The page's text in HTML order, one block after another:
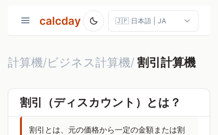
calcday
計算機/ビジネス計算機/ 割引計算機
割引（ディスカウント）とは？
割引とは、元の価格から一定の金額または割